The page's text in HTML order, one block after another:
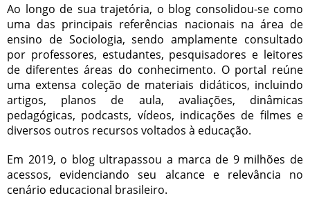
Ao longo de sua trajetória, o blog consolidou-se como
uma das principais referências nacionais na área de
ensino de Sociologia, sendo amplamente consultado
por professores, estudantes, pesquisadores e leitores
de diferentes áreas do conhecimento. O portal reúne
uma extensa coleção de materiais didáticos, incluindo
artigos, planos de aula, avaliações, dinâmicas
pedagógicas, podcasts, vídeos, indicações de filmes e
diversos outros recursos voltados à educação.
Em 2019, o blog ultrapassou a marca de 9 milhões de
acessos, evidenciando seu alcance e relevância no
cenário educacional brasileiro.